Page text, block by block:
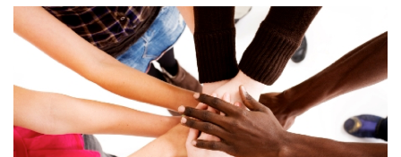
Correo
Contacto